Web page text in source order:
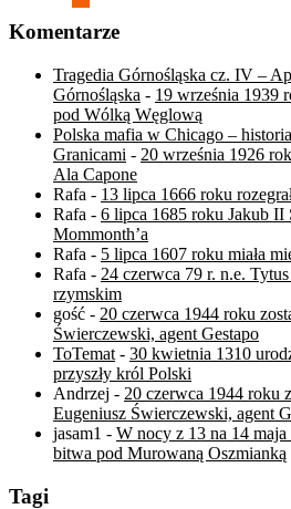
Komentarze
Tragedia Górnośląska cz. IV –
Górnośląska - 19 września 1939
pod Wólką Węglową
Polska mafia w Chicago –
Granicami - 20 września 1926
Ala Capone
Rafa - 13 lipca 1666 roku
Rafa - 6 lipca 1685 roku Jakub II
Mommonth’a
Rafa - 5 lipca 1607 roku miała
Rafa - 24 czerwca 79 r. n.e.
rzymskim
gość - 20 czerwca 1944 roku
Świerczewski, agent Gestapo
ToTemat - 30 kwietnia 1310
przyszły król Polski
Andrzej - 20 czerwca 1944 roku
Eugeniusz Świerczewski, agent
jasam1 - W nocy z 13 na 14 maja
bitwa pod Murowaną Oszmianką
Tagi